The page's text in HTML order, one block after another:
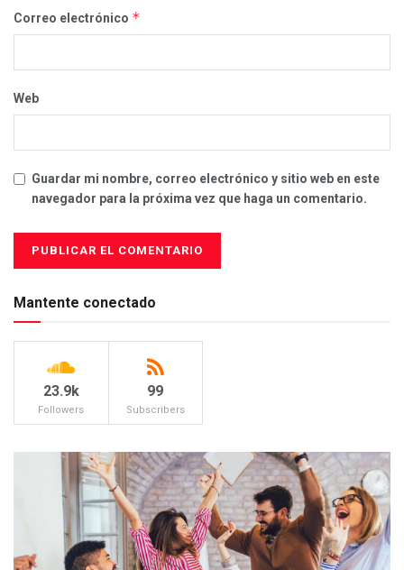
Correo electrónico *
Web
Guardar mi nombre, correo electrónico y sitio web en este
navegador para la próxima vez que haga un comentario.
Mantente conectado
23.9k
Followers
99
Subscribers